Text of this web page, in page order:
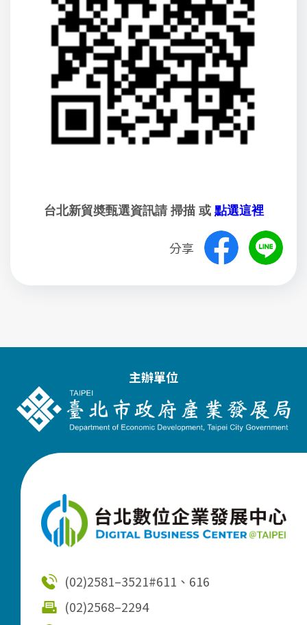
台北新貿奬甄選資訊請 掃描 或 點選這裡
分享
主辦單位
(02)2581–3521#611、616
(02)2568–2294